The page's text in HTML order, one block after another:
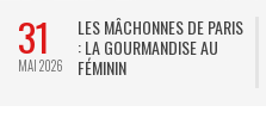
31
MAI 2026
LES MÂCHONNES DE PARIS
: LA GOURMANDISE AU
FÉMININ